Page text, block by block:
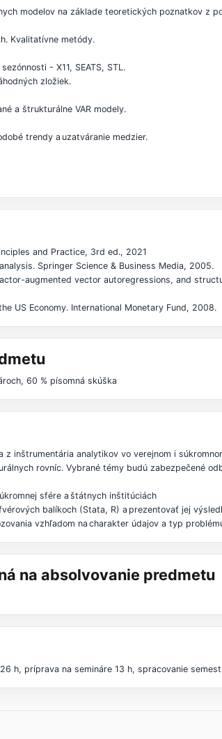
modelov na základe teoretických poznatkov z
Kvalitatívne metódy.
- X11, SEATS, STL.
zložiek.
a štrukturálne VAR modely.
trendy a uzatváranie medzier.
and Practice, 3rd ed., 2021
Springer Science & Business Media, 2005.
augmented vector autoregressions, and
US Economy. International Monetary Fund, 2008.
60 % písomná skúška
z inštrumentária analytikov vo verejnom i
rovníc. Vybrané témy budú zabezpečené
sfére a štátnych inštitúciách
balíkoch (Stata, R) a prezentovať jej
vzhľadom na charakter údajov a typ
na absolvovanie predmetu
h, príprava na semináre 13 h, spracovanie